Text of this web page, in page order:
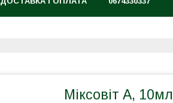
Міксовіт А, 10мл